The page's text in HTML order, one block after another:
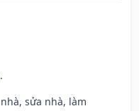
sửa nhà, làm